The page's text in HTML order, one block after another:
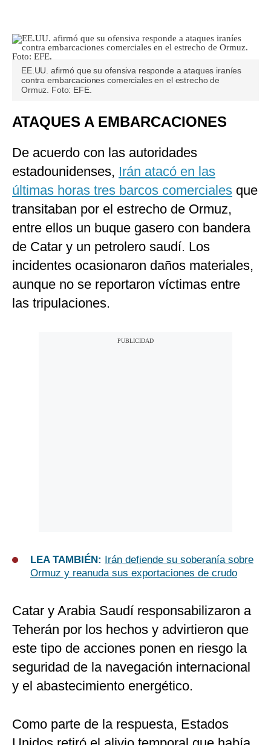
EE.UU. afirmó que su ofensiva responde a ataques iraníes
contra embarcaciones comerciales en el estrecho de
Ormuz. Foto: EFE.
ATAQUES A EMBARCACIONES
De acuerdo con las autoridades
estadounidenses, Irán atacó en las
últimas horas tres barcos comerciales que
transitaban por el estrecho de Ormuz,
entre ellos un buque gasero con bandera
de Catar y un petrolero saudí. Los
incidentes ocasionaron daños materiales,
aunque no se reportaron víctimas entre
las tripulaciones.
LEA TAMBIÉN:
Irán defiende su soberanía sobre
Ormuz y reanuda sus exportaciones de crudo
Catar y Arabia Saudí responsabilizaron a
Teherán por los hechos y advirtieron que
este tipo de acciones ponen en riesgo la
seguridad de la navegación internacional
y el abastecimiento energético.
Como parte de la respuesta, Estados